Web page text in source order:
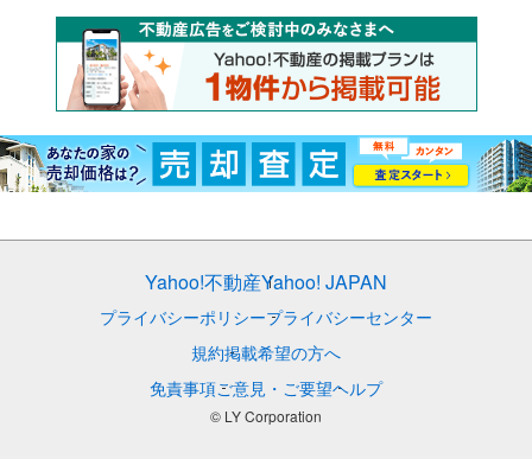
Yahoo!不動産Yahoo! JAPAN
プライバシーポリシープライバシーセンター
規約掲載希望の方へ
免責事項ご意見・ご要望ヘルプ
© LY Corporation